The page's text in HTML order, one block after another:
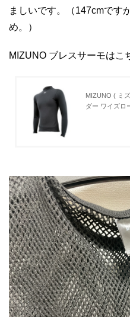
ましいです。（147cmです
め。）
MIZUNO ブレスサーモはこ
MIZUNO ( ミ
ダー ワイズロ